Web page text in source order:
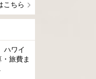
こちら
ハワイ
旅費ま